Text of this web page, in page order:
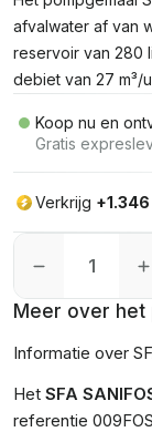
afvalwater af van
reservoir van 280
debiet van 27 m³/
Koop nu en
Gratis
Verkrijg
Meer over het
Informatie over
Het SFA
referentie